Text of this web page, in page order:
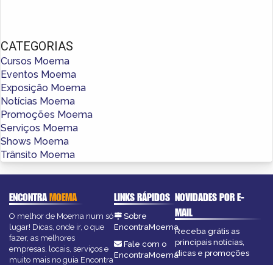
CATEGORIAS
Cursos Moema
Eventos Moema
Exposição Moema
Notícias Moema
Promoções Moema
Serviços Moema
Shows Moema
Trânsito Moema
ENCONTRAMOEMA
O melhor de Moema num só
lugar! Dicas, onde ir, o que
fazer, as melhores
empresas, locais, serviços e
muito mais no guia Encontra
LINKS RÁPIDOS
Sobre
EncontraMoema
Fale com o
EncontraMoema
NOVIDADES POR E-
MAIL
Receba grátis as
principais notícias,
dicas e promoções